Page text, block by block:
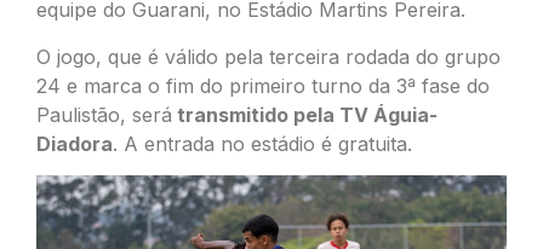
equipe do Guarani, no Estádio Martins Pereira.
O jogo, que é válido pela terceira rodada do grupo
24 e marca o fim do primeiro turno da 3ª fase do
Paulistão, será transmitido pela TV Águia-
Diadora. A entrada no estádio é gratuita.